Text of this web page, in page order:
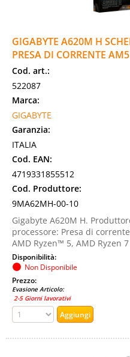
GIGABYTE A620M H
PRESA DI CORRENTE
Cod. art.:
522087
Marca:
GIGABYTE
Garanzia:
ITALIA
Cod. EAN:
4719331855512
Cod. Produttore:
9MA62MH-00-10
Gigabyte A620M H.
processore: Presa di
AMD Ryzen™ 5, AMD Ryzen
Disponibilità:
Non Disponibile
Prezzo:
Evasione Articolo:
2-5 Giorni lavorativi